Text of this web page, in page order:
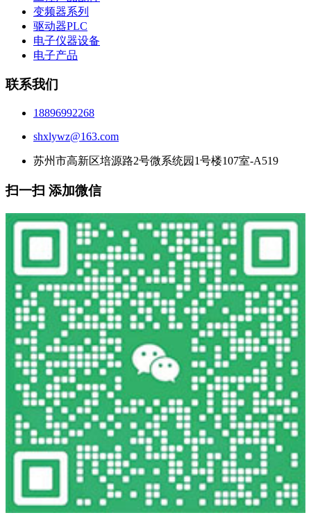
变频器系列
驱动器PLC
电子仪器设备
电子产品
联系我们
18896992268
shxlywz@163.com
苏州市高新区培源路2号微系统园1号楼107室-A519
扫一扫 添加微信